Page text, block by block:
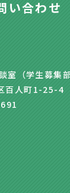
い合わせ
室（学生募集
百人町1-25-4